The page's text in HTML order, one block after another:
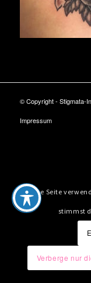
© Copyright - Stigmata-
Impressum
Diese Seite
stimmst
Verberge nur